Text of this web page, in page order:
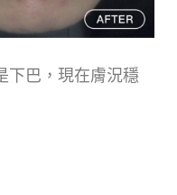
下巴，現在膚況穩